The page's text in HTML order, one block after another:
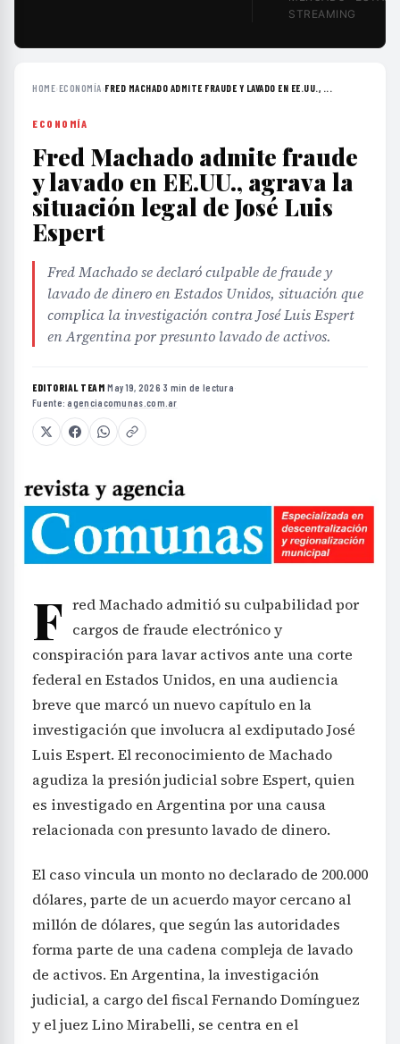
STREAMING
HOME›ECONOMÍA›FRED MACHADO ADMITE FRAUDE Y LAVADO EN EE.UU., ...
ECONOMÍA
Fred Machado admite fraude
y lavado en EE.UU., agrava la
situación legal de José Luis
Espert
Fred Machado se declaró culpable de fraude y
lavado de dinero en Estados Unidos, situación que
complica la investigación contra José Luis Espert
en Argentina por presunto lavado de activos.
EDITORIAL TEAM·May 19, 2026·3 min de lectura·
Fuente:agenciacomunas.com.ar
F red Machado admitió su culpabilidad por
cargos de fraude electrónico y
conspiración para lavar activos ante una corte
federal en Estados Unidos, en una audiencia
breve que marcó un nuevo capítulo en la
investigación que involucra al exdiputado José
Luis Espert. El reconocimiento de Machado
agudiza la presión judicial sobre Espert, quien
es investigado en Argentina por una causa
relacionada con presunto lavado de dinero.
El caso vincula un monto no declarado de 200.000
dólares, parte de un acuerdo mayor cercano al
millón de dólares, que según las autoridades
forma parte de una cadena compleja de lavado
de activos. En Argentina, la investigación
judicial, a cargo del fiscal Fernando Domínguez
y el juez Lino Mirabelli, se centra en el